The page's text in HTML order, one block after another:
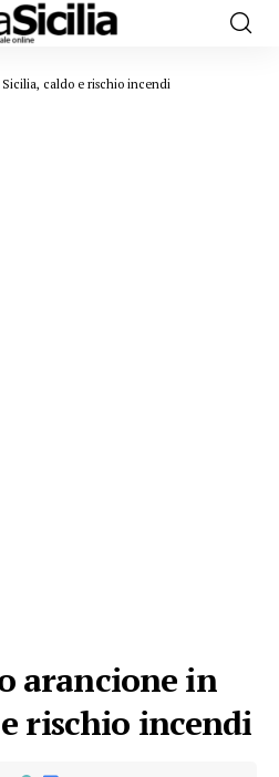
caldo e rischio incendi
arancione in
rischio incendi